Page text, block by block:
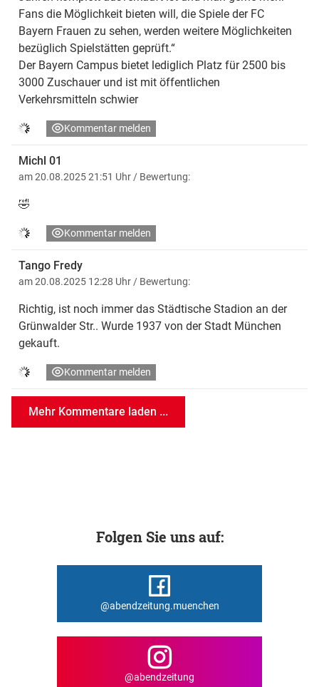
Fans die Möglichkeit bieten will, die Spiele der FC
Bayern Frauen zu sehen, werden weitere Möglichkeiten
bezüglich Spielstätten geprüft.“
Der Bayern Campus bietet lediglich Platz für 2500 bis
3000 Zuschauer und ist mit öffentlichen
Verkehrsmitteln schwier
Kommentar melden
Michl 01
am 20.08.2025 21:51 Uhr / Bewertung:
🤣
Kommentar melden
Tango Fredy
am 20.08.2025 12:28 Uhr / Bewertung:
Richtig, ist noch immer das Städtische Stadion an der
Grünwalder Str.. Wurde 1937 von der Stadt München
gekauft.
Kommentar melden
Mehr Kommentare laden ...
Folgen Sie uns auf:
@abendzeitung.muenchen
@abendzeitung